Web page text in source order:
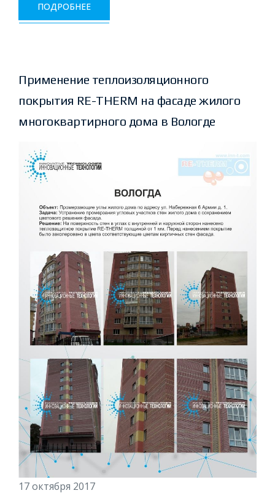
ПОДРОБНЕЕ
Применение теплоизоляционного
покрытия RE-THERM на фасаде жилого
многоквартирного дома в Вологде
17 октября 2017